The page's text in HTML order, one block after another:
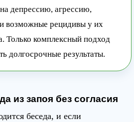
депрессию, агрессию,
возможные рецидивы у их
Только комплексный подход
долгосрочные результаты.
из запоя без согласия
беседа, и если